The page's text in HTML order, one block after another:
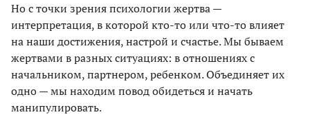
Но с точки зрения психологии жертва —
интерпретация, в которой кто-то или что-то влияет
на наши достижения, настрой и счастье. Мы бываем
жертвами в разных ситуациях: в отношениях с
начальником, партнером, ребенком. Объединяет их
одно — мы находим повод обидеться и начать
манипулировать.